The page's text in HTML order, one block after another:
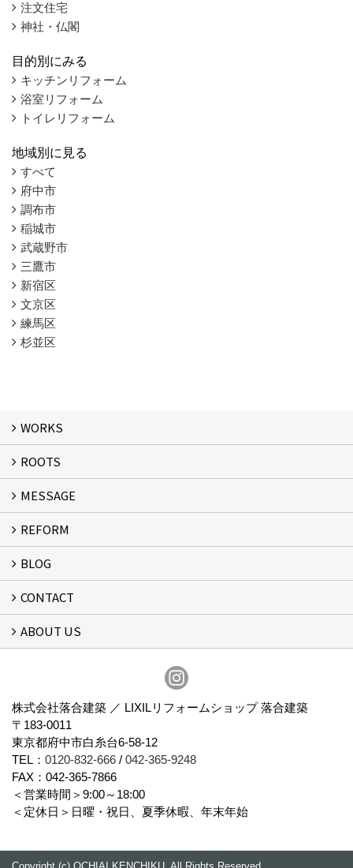
注文住宅
神社・仏閣
目的別にみる
キッチンリフォーム
浴室リフォーム
トイレリフォーム
地域別に見る
すべて
府中市
調布市
稲城市
武蔵野市
三鷹市
新宿区
文京区
練馬区
杉並区
WORKS
WORKS
ROOTS
ROOTS
MESSAGE
MESSAGE
FLOW
REFORM
リフォーム
BLOG
スタッフブログ
CONTACT
フォームで問い合わせる
ABOUT US
株式会社落合建築 ／ LIXILリフォームショップ 落合建築
〒183-0011
東京都府中市白糸台6-58-12
TEL： 0120-832-666 / 042-365-9248
FAX：042-365-7866
＜営業時間＞9:00～18:00
＜定休日＞日曜・祝日、夏季休暇、年末年始